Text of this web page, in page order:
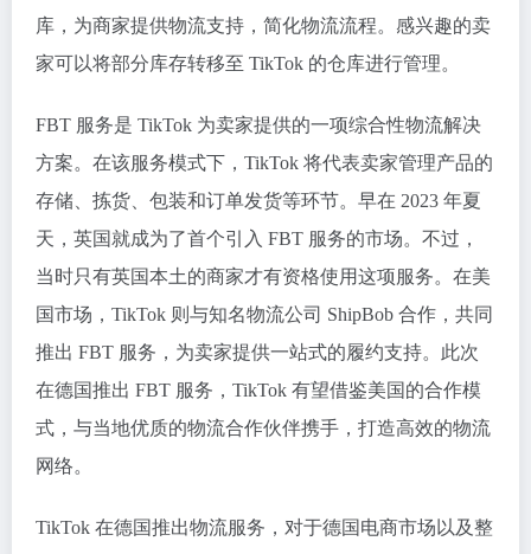
库，为商家提供物流支持，简化物流流程。感兴趣的卖
家可以将部分库存转移至 TikTok 的仓库进行管理。
FBT 服务是 TikTok 为卖家提供的一项综合性物流解决
方案。在该服务模式下，TikTok 将代表卖家管理产品的
存储、拣货、包装和订单发货等环节。早在 2023 年夏
天，英国就成为了首个引入 FBT 服务的市场。不过，
当时只有英国本土的商家才有资格使用这项服务。在美
国市场，TikTok 则与知名物流公司 ShipBob 合作，共同
推出 FBT 服务，为卖家提供一站式的履约支持。此次
在德国推出 FBT 服务，TikTok 有望借鉴美国的合作模
式，与当地优质的物流合作伙伴携手，打造高效的物流
网络。
TikTok 在德国推出物流服务，对于德国电商市场以及整